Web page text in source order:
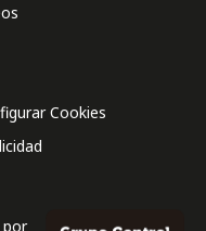
Cookies
por